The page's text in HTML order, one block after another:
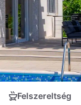
Felszereltség